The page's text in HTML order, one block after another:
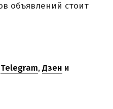
объявлений стоит
Telegram,Дзен и